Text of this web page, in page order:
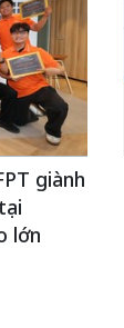
giành
lớn